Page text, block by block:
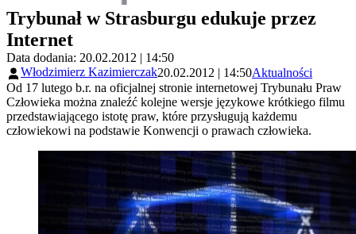
Trybunał w Strasburgu edukuje przez
Internet
Data dodania: 20.02.2012 | 14:50
Włodzimierz Kazimierczak20.02.2012 | 14:50Aktualności
Od 17 lutego b.r. na oficjalnej stronie internetowej Trybunału Praw
Człowieka można znaleźć kolejne wersje językowe krótkiego filmu
przedstawiającego istotę praw, które przysługują każdemu
człowiekowi na podstawie Konwencji o prawach człowieka.